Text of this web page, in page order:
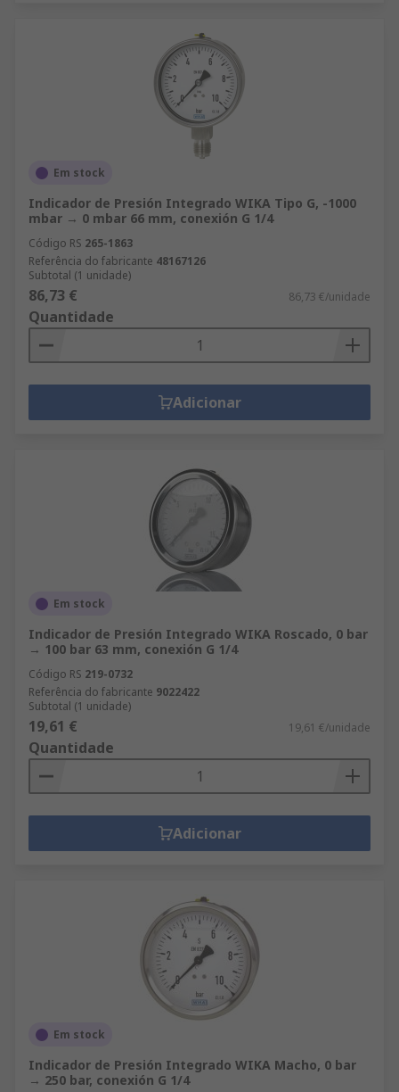
Em stock
Indicador de Presión Integrado WIKA Tipo G, -1000
mbar → 0 mbar 66 mm, conexión G 1/4
Código RS 265-1863
Referência do fabricante 48167126
Subtotal (1 unidade)
86,73 € 86,73 €/unidade
Quantidade
Adicionar
Em stock
Indicador de Presión Integrado WIKA Roscado, 0 bar
→ 100 bar 63 mm, conexión G 1/4
Código RS 219-0732
Referência do fabricante 9022422
Subtotal (1 unidade)
19,61 € 19,61 €/unidade
Quantidade
Adicionar
Em stock
Indicador de Presión Integrado WIKA Macho, 0 bar
→ 250 bar, conexión G 1/4